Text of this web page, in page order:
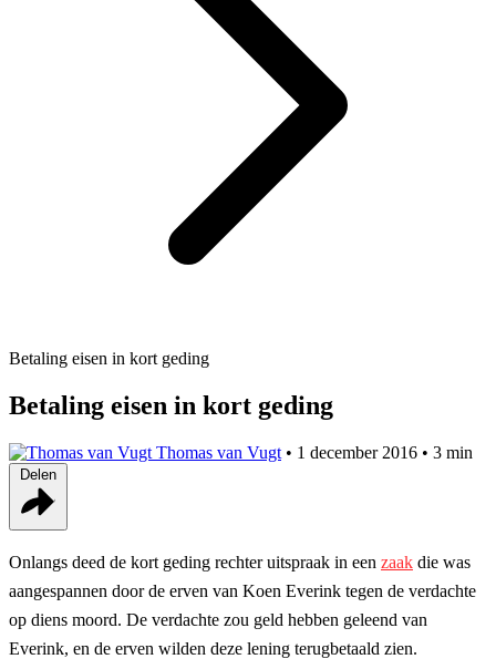
Betaling eisen in kort geding
Betaling eisen in kort geding
Thomas van Vugt • 1 december 2016 • 3 min
Onlangs deed de kort geding rechter uitspraak in een zaak die was
aangespannen door de erven van Koen Everink tegen de verdachte
op diens moord. De verdachte zou geld hebben geleend van
Everink, en de erven wilden deze lening terugbetaald zien.